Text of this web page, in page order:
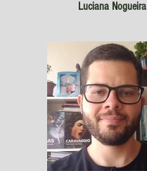
Luciana Nogueira